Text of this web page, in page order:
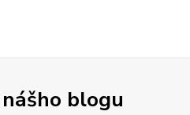
blogu